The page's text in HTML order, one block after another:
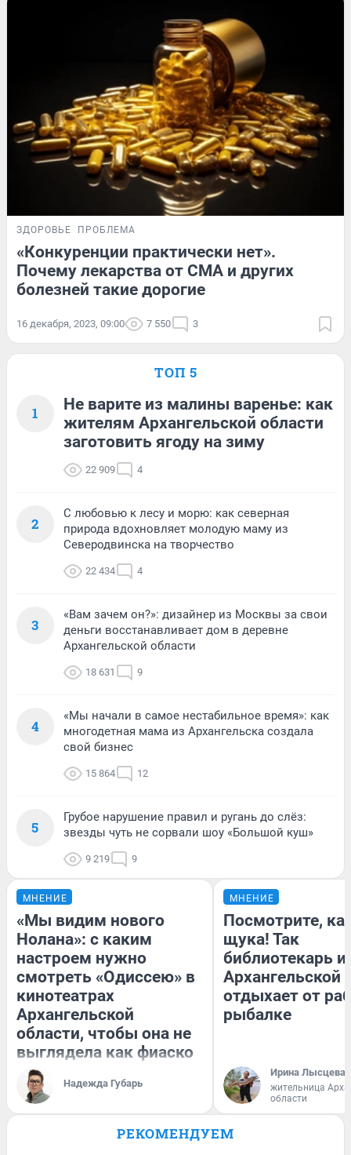
ЗДОРОВЬЕ ПРОБЛЕМА
«Конкуренции практически нет».
Почему лекарства от СМА и других
болезней такие дорогие
16 декабря, 2023, 09:00 7 550 3
ТОП 5
1
Не варите из малины варенье: как
жителям Архангельской области
заготовить ягоду на зиму
22 909 4
2
С любовью к лесу и морю: как северная
природа вдохновляет молодую маму из
Северодвинска на творчество
22 434 4
3
«Вам зачем он?»: дизайнер из Москвы за свои
деньги восстанавливает дом в деревне
Архангельской области
18 631 9
4
«Мы начали в самое нестабильное время»: как
многодетная мама из Архангельска создала
свой бизнес
15 864 12
5
Грубое нарушение правил и ругань до слёз:
звезды чуть не сорвали шоу «Большой куш»
9 219 9
МНЕНИЕ
«Мы видим нового
Нолана»: с каким
настроем нужно
смотреть «Одиссею» в
кинотеатрах
Архангельской
области, чтобы она не
выглядела как фиаско
Надежда Губарь
МНЕНИЕ
Посмотрите,
щука! Так
библиотекарь
Архангельской
отдыхает от
рыбалке
Ирина Лысцева
жительница
области
РЕКОМЕНДУЕМ